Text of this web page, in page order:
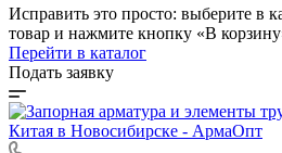
Исправить это просто: выберите в
товар и нажмите кнопку «В
Перейти в каталог
Подать заявку